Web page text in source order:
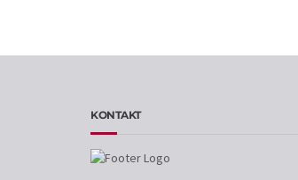
KONTAKT